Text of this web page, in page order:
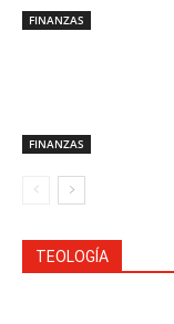
FINANZAS
FINANZAS
TEOLOGÍA